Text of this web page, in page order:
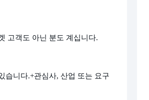
고객도 아닌 분도 계십니다.
습니다.+관심사, 산업 또는 요구